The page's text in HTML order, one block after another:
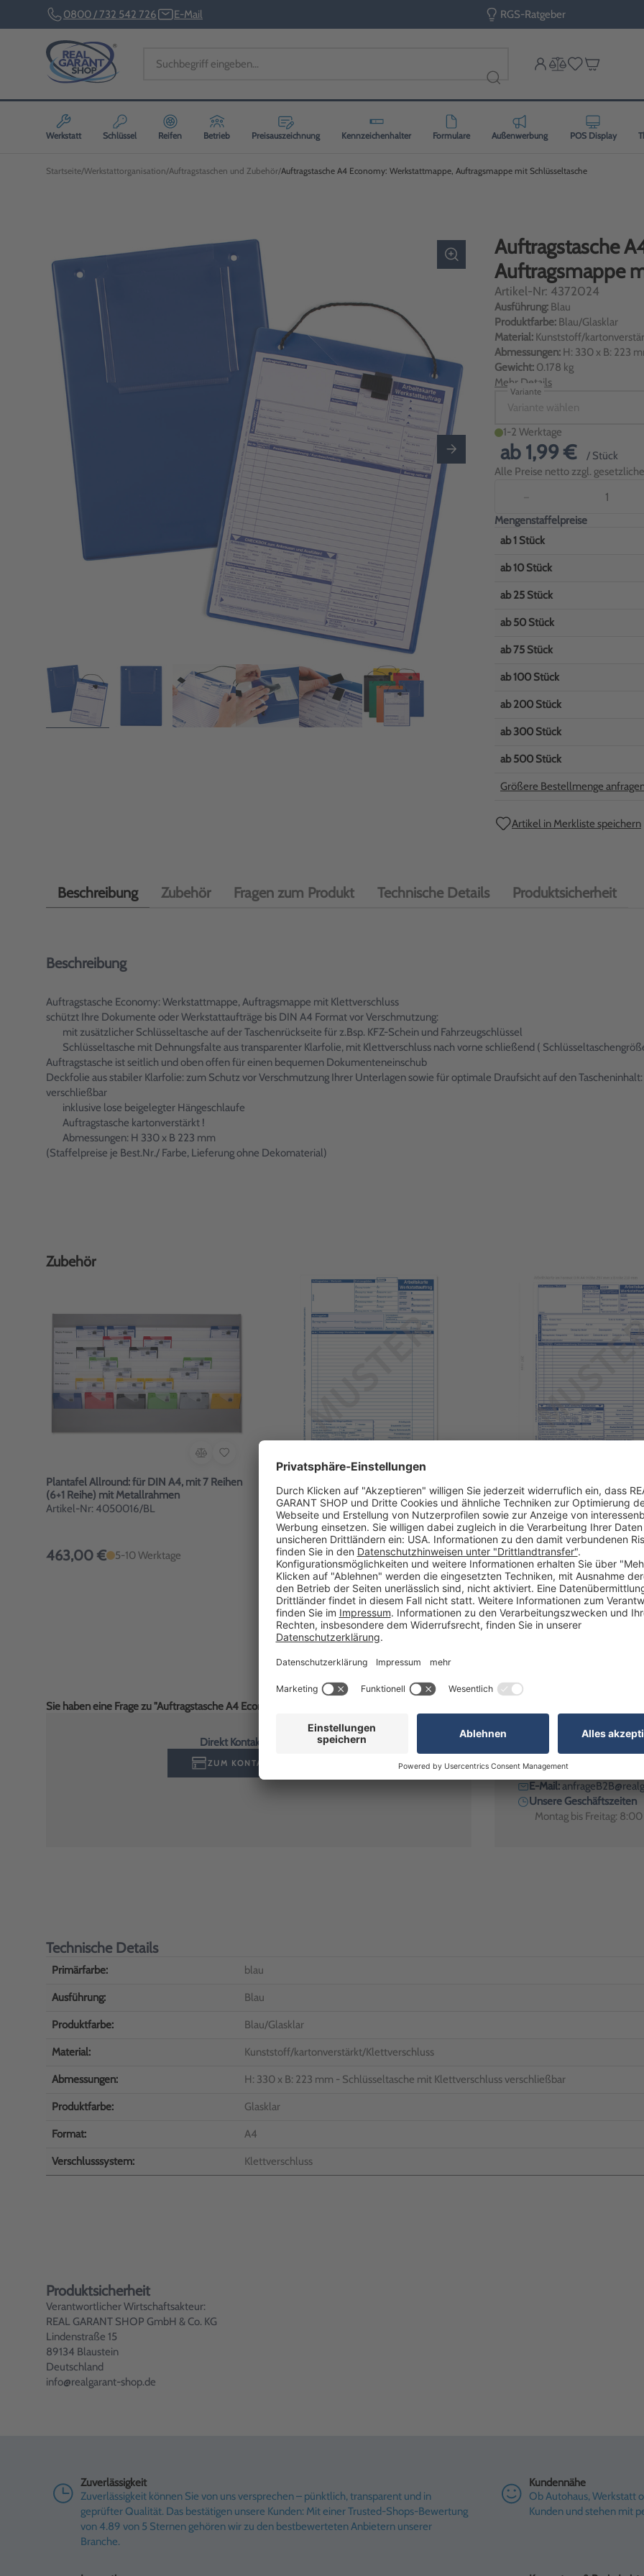
0800 / 732 542 726 E-Mail RGS-Ratgeber
Werkstatt Schlüssel Reifen Betrieb Preisauszeichnung Kennzeichenhalter Formulare Außenwerbung POS Display
Startseite Werkstattorganisation Auftragstaschen und Zubehör Auftragstasche A4 Economy: Werkstattmappe, Auftragsmappe mit Schlüsseltasche
Auftragstasche
Auftragsmappe
Artikel-Nr: 4372024
Ausführung: Blau
Produktfarbe: Blau/Glasklar
Material: Kunststoff/
Abmessungen: H: 330 x B: 223
Gewicht: 0.178 kg
Mehr Details
Variante
Variante wählen
1-2 Werktage
ab 1,99 €
/ Stück
Alle Preise netto zzgl.
−
Mengenstaffelpreise
ab1 Stück
ab10 Stück
ab25 Stück
ab50 Stück
ab75 Stück
ab100 Stück
ab200 Stück
ab300 Stück
ab500 Stück
Größere Bestellmenge
Artikel in Merkliste speichern
Beschreibung Zubehör Fragen zum Produkt Technische Details Produktsicherheit
Beschreibung
Auftragstasche Economy: Werkstattmappe, Auftragsmappe mit Klettverschluss
schützt Ihre Dokumente oder Werkstattaufträge bis DIN A4 Format vor Verschmutzung:
mit zusätzlicher Schlüsseltasche auf der Taschenrückseite für z.Bsp. KFZ-Schein und Fahrzeugschlüssel
Schlüsseltasche mit Dehnungsfalte aus transparenter Klarfolie, mit Klettverschluss nach vorne schließend (
Auftragstasche ist seitlich und oben offen für einen bequemen Dokumenteneinschub
Deckfolie aus stabiler Klarfolie: zum Schutz vor Verschmutzung Ihrer Unterlagen sowie für optimale Draufsicht auf den
verschließbar
inklusive lose beigelegter Hängeschlaufe
Auftragstasche kartonverstärkt !
Abmessungen: H 330 x B 223 mm
(Staffelpreise je Best.Nr./ Farbe, Lieferung ohne Dekomaterial)
Zubehör
Plantafel Allround: für DIN A4, mit 7 Reihen
(6+1 Reihe) mit Metallrahmen
Artikel-Nr: 4050016/BL
463,00 € 5-10 Werktage
AW/Stückliste
Artikel-Nr: 1070074
Mengenstaffelpreis verfügbar
ab 7,90 € 1-2 Werktage
Erfassung, DIN A4
Artikel-Nr: 1070042/E
Mengenstaffelpreis verfügbar
ab 7,90 € 1-2 Werktage
Sie haben eine Frage zu "Auftragstasche A4 Economy: Werkstattmappe, Auftragsmappe mit Schlüsseltasche"? Wir haben die Antwort!
Direkt Kontakt aufnehmen
ZUM KONTAKTFORMULAR
Alternativ erreichen Sie uns
Telefon:+49 (0)7024 /
Kostenfrei innerhalb
E-Mail:
Unsere Geschäftszeiten
Montag bis Freitag:
Technische Details
Primärfarbe: blau
Ausführung: Blau
Produktfarbe: Blau/Glasklar
Material: Kunststoff/kartonverstärkt/Klettverschluss
Abmessungen: H: 330 x B: 223 mm - Schlüsseltasche mit Klettverschluss verschließbar
Produktfarbe: Glasklar
Format: A4
Verschlusssystem: Klettverschluss
Produktsicherheit
Verantwortlicher Wirtschaftsakteur:
REAL GARANT SHOP GmbH & Co. KG
Lindenstraße 15
89134 Blaustein
Deutschland
info@realgarant-shop.de
Zuverlässigkeit
Zuverlässigkeit können Sie von uns versprechen – pünktlich, transparent und in
geprüfter Qualität. Das bestätigen unsere Kunden: Mit einer Trusted-Shops-Bewertung
von 4.89 von 5 Sternen gehören wir zu den bestbewerteten Anbietern unserer
Branche.
Kundennähe
Ob Autohaus, Werkstatt
Kunden und stehen mit